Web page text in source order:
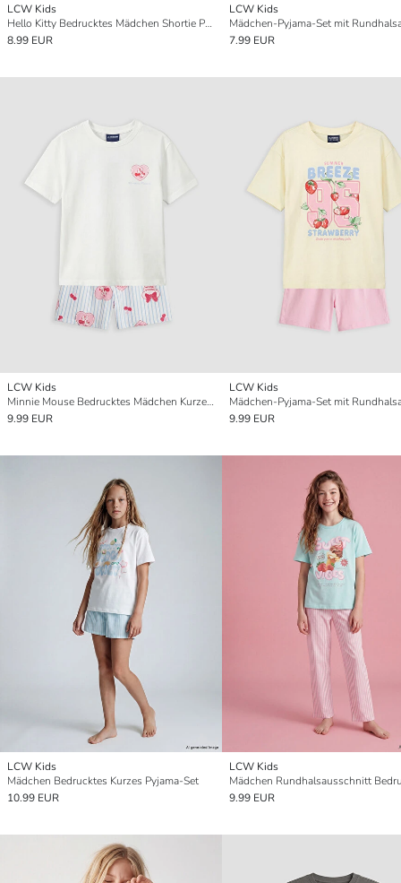
LCW Kids
Hello Kitty Bedrucktes Mädchen Shortie Pyjama-Set
8.99 EUR
LCW Kids
7.99 EUR
LCW Kids
Minnie Mouse Bedrucktes Mädchen Kurzes Pyjama-Set
9.99 EUR
LCW Kids
9.99 EUR
LCW Kids
Mädchen Bedrucktes Kurzes Pyjama-Set
10.99 EUR
LCW Kids
9.99 EUR